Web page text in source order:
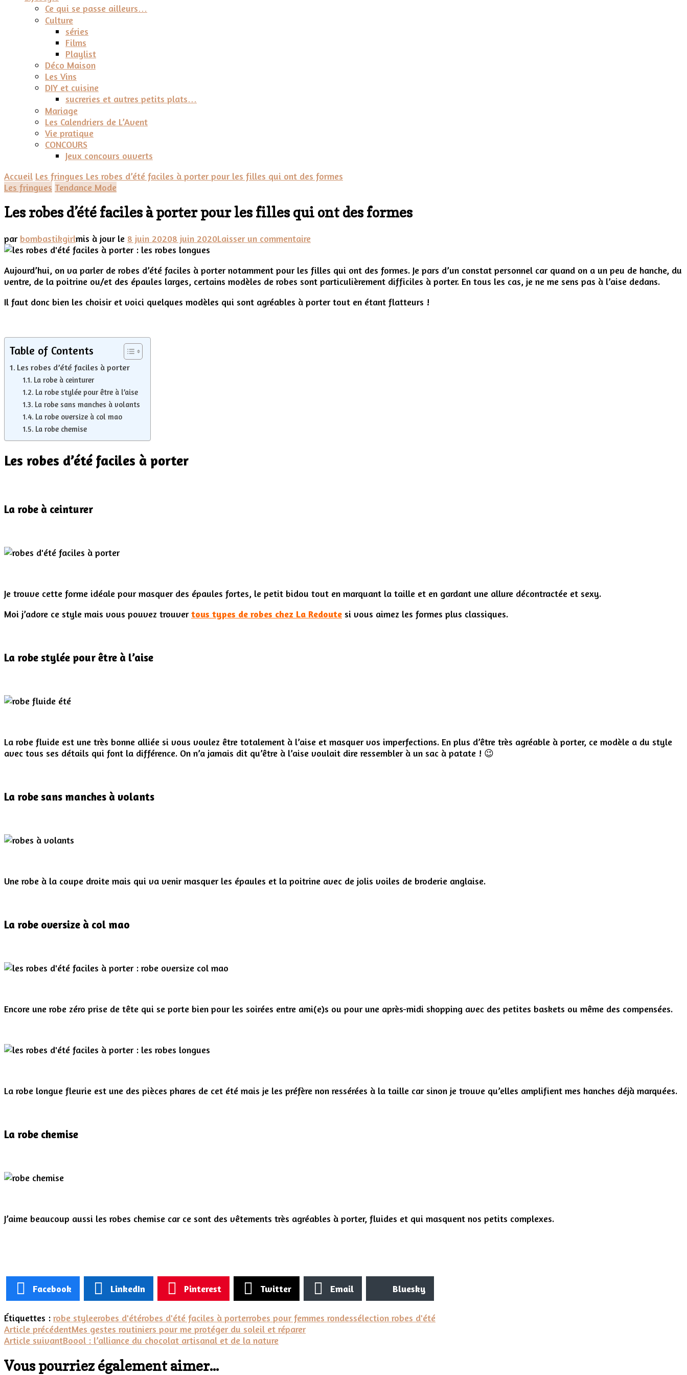
Ce qui se passe ailleurs…
Culture
séries
Films
Playlist
Déco Maison
Les Vins
DIY et cuisine
sucreries et autres petits plats…
Mariage
Les Calendriers de L’Avent
Vie pratique
CONCOURS
Jeux concours ouverts
Accueil Les fringues Les robes d’été faciles à porter pour les filles qui ont des formes
Les fringues Tendance Mode
Les robes d’été faciles à porter pour les filles qui ont des formes
par bombastikgirlmis à jour le 8 juin 20208 juin 2020Laisser un commentairesur
d’été
faciles
porter
Aujourd’hui, on va parler de robes d’été faciles à porter notamment pour les filles qui ont des formes. Je pars d’un constat personnel car quand on a un peu de hanche, du
ventre, de la poitrine ou/et des épaules larges, certains modèles de robes sont particulièrement difficiles à porter. En tous les cas, je ne me sens pas à l’aise dedans.
Il faut donc bien les choisir et voici quelques modèles qui sont agréables à porter tout en étant flatteurs !
Table of Contents
Les robes d’été faciles à porter
La robe à ceinturer
La robe stylée pour être à l’aise
La robe sans manches à volants
La robe oversize à col mao
La robe chemise
Les robes d’été faciles à porter
La robe à ceinturer
Je trouve cette forme idéale pour masquer des épaules fortes, le petit bidou tout en marquant la taille et en gardant une allure décontractée et sexy.
Moi j’adore ce style mais vous pouvez trouvertous types de robes chez La Redoute si vous aimez les formes plus classiques.
La robe stylée pour être à l’aise
La robe fluide est une très bonne alliée si vous voulez être totalement à l’aise et masquer vos imperfections. En plus d’être très agréable à porter, ce modèle a du style
avec tous ses détails qui font la différence. On n’a jamais dit qu’être à l’aise voulait dire ressembler à un sac à patate ! 😉
La robe sans manches à volants
Une robe à la coupe droite mais qui va venir masquer les épaules et la poitrine avec de jolis voiles de broderie anglaise.
La robe oversize à col mao
Encore une robe zéro prise de tête qui se porte bien pour les soirées entre ami(e)s ou pour une après-midi shopping avec des petites baskets ou même des compensées.
La robe longue fleurie est une des pièces phares de cet été mais je les préfère non ressérées à la taille car sinon je trouve qu’elles amplifient mes hanches déjà marquées.
La robe chemise
J’aime beaucoup aussi les robes chemise car ce sont des vêtements très agréables à porter, fluides et qui masquent nos petits complexes.
Facebook LinkedIn Pinterest Twitter Email Bluesky
Étiquettes : robe styleerobes d'étérobes d'été faciles à porterrobes pour femmes rondessélection robes d'été
Navigation
d'article
Article précédentMes gestes routiniers pour me protéger du soleil et réparer
Article suivantBoool : l’alliance du chocolat artisanal et de la nature
Vous pourriez également aimer...